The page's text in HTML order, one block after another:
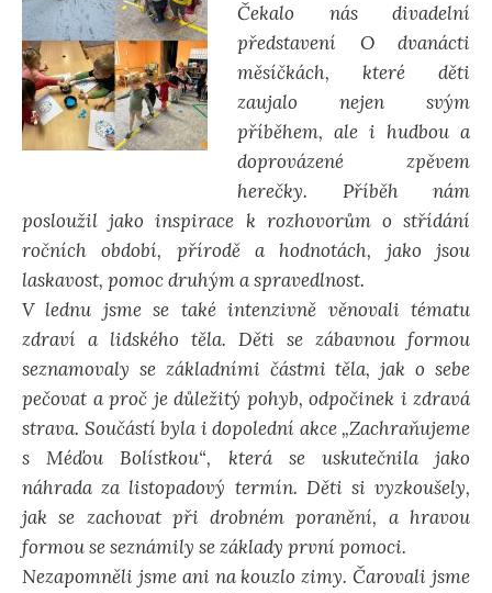
Čekalo nás divadelní
představení O dvanácti
měsíčkách, které děti
zaujalo nejen svým
příběhem, ale i hudbou a
doprovázené zpěvem
herečky. Příběh nám
posloužil jako inspirace k rozhovorům o střídání
ročních období, přírodě a hodnotách, jako jsou
laskavost, pomoc druhým a spravedlnost.
V lednu jsme se také intenzivně věnovali tématu
zdraví a lidského těla. Děti se zábavnou formou
seznamovaly se základními částmi těla, jak o sebe
pečovat a proč je důležitý pohyb, odpočinek i zdravá
strava. Součástí byla i dopolední akce „Zachraňujeme
s Méďou Bolístkou“, která se uskutečnila jako
náhrada za listopadový termín. Děti si vyzkoušely,
jak se zachovat při drobném poranění, a hravou
formou se seznámily se základy první pomoci.
Nezapomněli jsme ani na kouzlo zimy. Čarovali jsme